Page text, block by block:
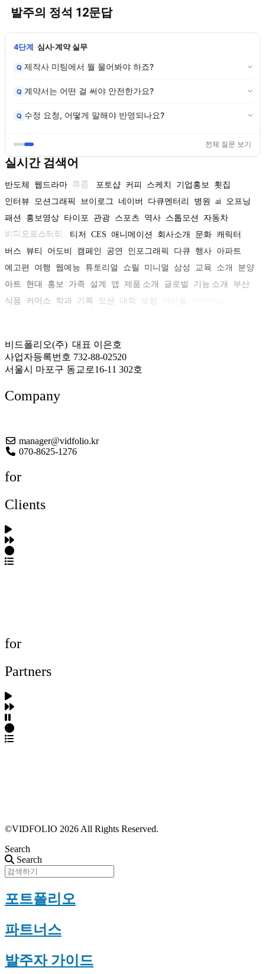
발주의 정석 12문답
4단계 심사·계약 실무
Q 제작사 미팅에서 뭘 물어봐야 하죠?
Q 계약서는 어떤 걸 써야 안전한가요?
Q 수정 요청, 어떻게 말해야 반영되나요?
전체 질문 보기
실시간 검색어
반도체 웹드라마 휴롬 포토샵 커피 스케치 기업홍보
횟집
인터뷰
모션그래픽 브이로그 네이버 다큐멘터리 병원 ai 오프닝
패션
홍보영상 타이포 관광 스포츠 역사 스톱모션
자동차
비디오로스터리
티저 CES 애니메이션 회사소개 문화 캐릭터
버스
뷰티 어도비 캠페인 공연 인포그래픽 다큐 행사 아파트
예고편
여행 웹예능 튜토리얼 쇼릴 미니멀 삼성 교육 소개
분양
아트
현대 홍보 가족 설계 앱 제품 소개 글로벌 기능 소개
부산
식품
커머스 학과 기록 모션 대학 보험
비드폴리오(주) 대표 이은호
사업자등록번호 732-88-02520
서울시 마포구 동교로16-11 302호
Company
manager@vidfolio.kr
070-8625-1276
for
Clients
for
Partners
©VIDFOLIO 2026 All Rights Reserved.
Search
Search
포트폴리오
파트너스
발주자 가이드